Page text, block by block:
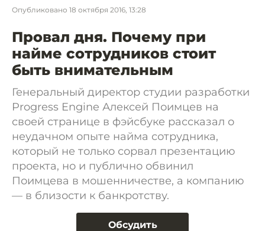
Опубликовано 18 октября 2016, 13:28
Провал дня. Почему при
найме сотрудников стоит
быть внимательным
Генеральный директор студии разработки
Progress Engine Алексей Поимцев на
своей странице в фэйсбуке рассказал о
неудачном опыте найма сотрудника,
который не только сорвал презентацию
проекта, но и публично обвинил
Поимцева в мошенничестве, а компанию
— в близости к банкротству.
Обсудить